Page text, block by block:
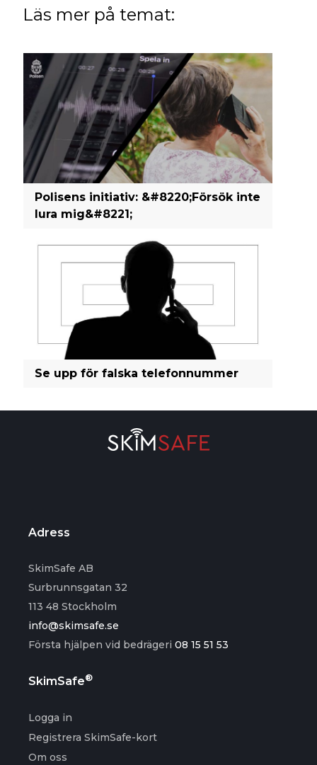
Läs mer på temat:
Polisens initiativ: &#8220;Försök inte
lura mig&#8221;
Se upp för falska telefonnummer
Adress
SkimSafe AB
Surbrunnsgatan 32
113 48 Stockholm
info@skimsafe.se
Första hjälpen vid bedrägeri 08 15 51 53
SkimSafe®
Logga in
Registrera SkimSafe-kort
Om oss